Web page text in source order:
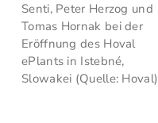
Senti, Peter Herzog und
Tomas Hornak bei der
Eröffnung des Hoval
ePlants in Istebné,
Slowakei (Quelle: Hoval)